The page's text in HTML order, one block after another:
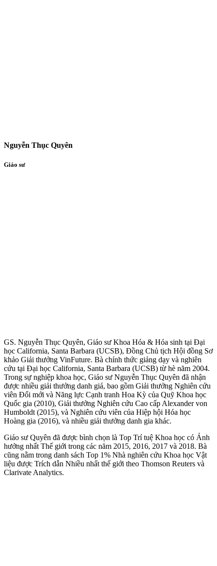
Nguyễn Thục Quyên
Giáo sư
GS. Nguyễn Thục Quyên, Giáo sư Khoa Hóa & Hóa sinh tại Đại
học California, Santa Barbara (UCSB), Đồng Chủ tịch Hội đồng Sơ
khảo Giải thưởng VinFuture. Bà chính thức giảng dạy và nghiên
cứu tại Đại học California, Santa Barbara (UCSB) từ hè năm 2004.
Trong sự nghiệp khoa học, Giáo sư Nguyễn Thục Quyên đã nhận
được nhiều giải thưởng danh giá, bao gồm Giải thưởng Nghiên cứu
viên Đổi mới và Năng lực Cạnh tranh Hoa Kỳ của Quỹ Khoa học
Quốc gia (2010), Giải thưởng Nghiên cứu Cao cấp Alexander von
Humboldt (2015), và Nghiên cứu viên của Hiệp hội Hóa học
Hoàng gia (2016), và nhiều giải thưởng danh gia khác.
Giáo sư Quyên đã được bình chọn là Top Trí tuệ Khoa học có Ảnh
hưởng nhất Thế giới trong các năm 2015, 2016, 2017 và 2018. Bà
cũng nằm trong danh sách Top 1% Nhà nghiên cứu Khoa học Vật
liệu được Trích dẫn Nhiều nhất thế giới theo Thomson Reuters và
Clarivate Analytics.